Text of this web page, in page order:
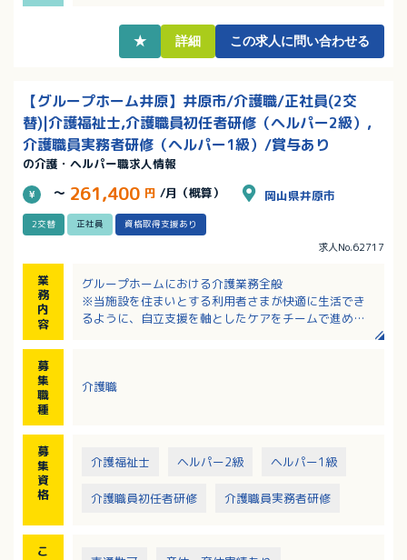
★ 詳細 この求人に問い合わせる
【グループホーム井原】井原市/介護職/正社員(2交
替)|介護福祉士,介護職員初任者研修（ヘルパー2級）,
介護職員実務者研修（ヘルパー1級）/賞与あり
の介護・ヘルパー職求人情報
～ 261,400 円 /月（概算） 岡山県井原市
2交替 正社員 資格取得支援あり
求人No.62717
業
務
内
容
グループホームにおける介護業務全般
※当施設を住まいとする利用者さまが快適に生活でき
るように、自立支援を軸としたケアをチームで進めて
・外出や季節ごとのイベントの企画運営
・地域交流や地域連携への取り組み、ご家族との交流
募
集
職
種
介護職
募
集
資
格
介護福祉士 ヘルパー2級 ヘルパー1級
介護職員初任者研修 介護職員実務者研修
こ